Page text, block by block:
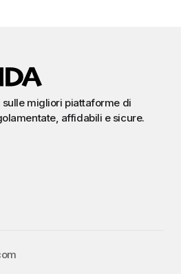
migliori piattaforme di
affidabili e sicure.